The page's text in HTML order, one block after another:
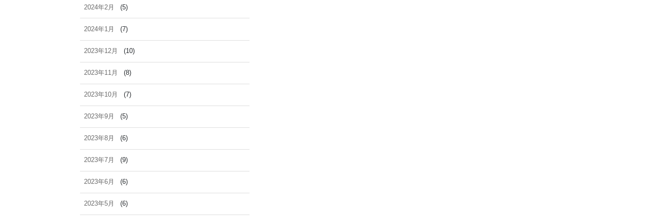
2024年2月 (5)
2024年1月 (7)
2023年12月 (10)
2023年11月 (8)
2023年10月 (7)
2023年9月 (5)
2023年8月 (6)
2023年7月 (9)
2023年6月 (6)
2023年5月 (6)